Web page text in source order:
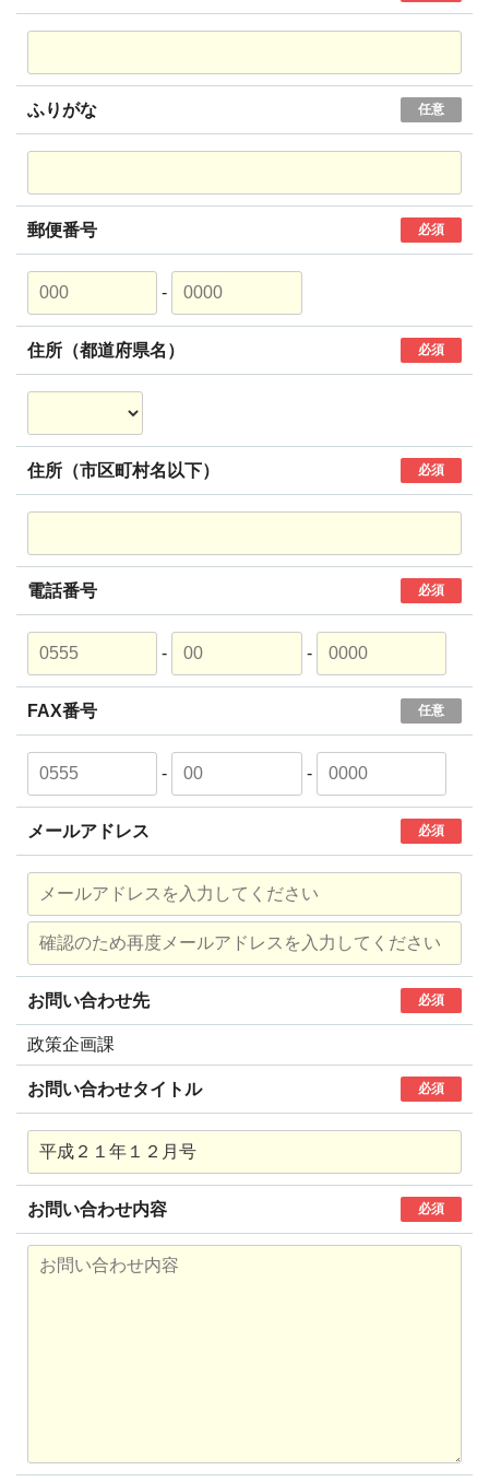
ふりがな 任意
郵便番号 必須
-
住所（都道府県名） 必須
住所（市区町村名以下） 必須
電話番号 必須
- -
FAX番号 任意
- -
メールアドレス 必須
お問い合わせ先 必須
政策企画課
お問い合わせタイトル 必須
お問い合わせ内容 必須